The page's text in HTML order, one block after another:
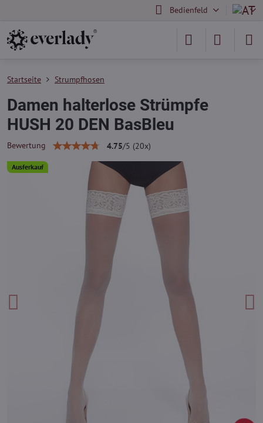
Bedienfeld
Ausferkauf
Startseite Strumpfhosen
Damen halterlose Strümpfe
HUSH 20 DEN BasBleu
Bewertung 4.75/5 (20x)